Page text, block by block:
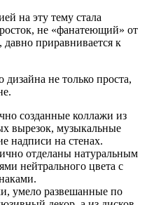
на эту тему стала
не «фанатеющий» от
давно приравнивается к
не только проста,
созданные коллажи из
вырезок, музыкальные
надписи на стенах.
отделаны натуральным
нейтрального цвета с
умело развешанные по